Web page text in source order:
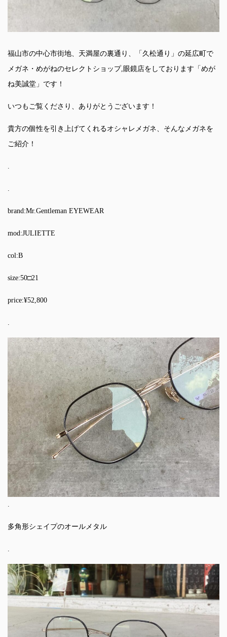
福山市の中心市街地、天満屋の裏通り、「久松通り」の延広町で
メガネ・めがねのセレクトショップ,眼鏡店をしております「めが
ね美誠堂」です！
いつもご覧くださり、ありがとうございます！
貴方の個性を引き上げてくれるオシャレメガネ、そんなメガネを
ご紹介！
.
.
brand:Mr.Gentleman EYEWEAR
mod:JULIETTE
col:B
size:50□21
price:¥52,800
.
.
多角形シェイプのオールメタル
.